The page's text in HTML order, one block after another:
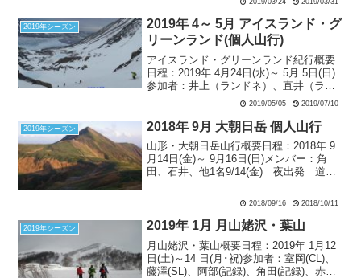
曇天ゆざわ健康ランド7:40 ＝...
2019年シーズン
2019年 4～ 5月 アイスランド・グ
リーンランド(個人山行)
アイスランド・グリーンランド紀行概要
日程：2019年 4月24日(水)～ 5月 5日(日)
参加者：井上（ランドネ）、直井（ラン
ドネOB）、川久保（ランドネOB）、濱
ラブ）、木津（みずなら山の会）、小川
2019/05/05 2019/07/10
2019年シーズン 2018年 9月 大朝日岳 個人山行
山形・大朝日岳山行概要日程：2018年 9
月14日(金)～ 9月16日(日)メンバー：角
田、石井、他1名9/14(金) 夜出発 道の
朝日岳山頂～大朝日岳山頂避難...
2018/09/16 2018/10/11
2019年シーズン 2019年 1月 月山姥沢・葉山
月山姥沢・葉山概要日程：2019年 1月12
日(土)～14 日(月･祝)参加者：室岡(CL)、
藤澤(SL)、阿部(記録)、角田(記録)、赤坂